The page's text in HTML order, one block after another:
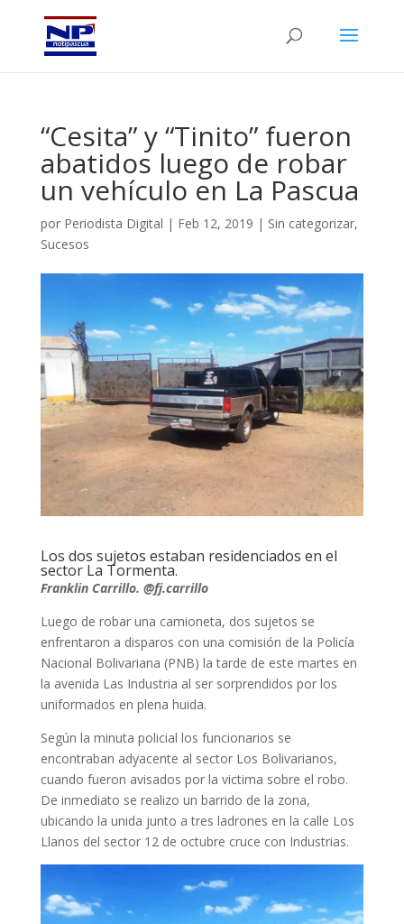
“Cesita” y “Tinito” fueron
abatidos luego de robar
un vehículo en La Pascua
por Periodista Digital | Feb 12, 2019 | Sin categorizar,
Sucesos
Los dos sujetos estaban residenciados en el
sector La Tormenta.
Franklin Carrillo. @fj.carrillo
Luego de robar una camioneta, dos sujetos se
enfrentaron a disparos con una comisión de la Policía
Nacional Bolivariana (PNB) la tarde de este martes en
la avenida Las Industria al ser sorprendidos por los
uniformados en plena huida.
Según la minuta policial los funcionarios se
encontraban adyacente al sector Los Bolivarianos,
cuando fueron avisados por la victima sobre el robo.
De inmediato se realizo un barrido de la zona,
ubicando la unida junto a tres ladrones en la calle Los
Llanos del sector 12 de octubre cruce con Industrias.